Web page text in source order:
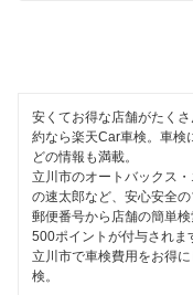
西多摩郡
西東京市
八王子市
羽村市
ハイブリッド車OK
EV車OK
120分以内の車検
1日車検
コスモの車検
アーリー車検
車検のコバック
ミタニ車検
安くてお得な店舗がたく
約なら楽天Car車検。車検
どの情報も満載。
立川市のオートバックス
の速太郎など、安心安全
郵便番号から店舗の簡単
500ポイントが付与されま
立川市で車検費用をお得
検。